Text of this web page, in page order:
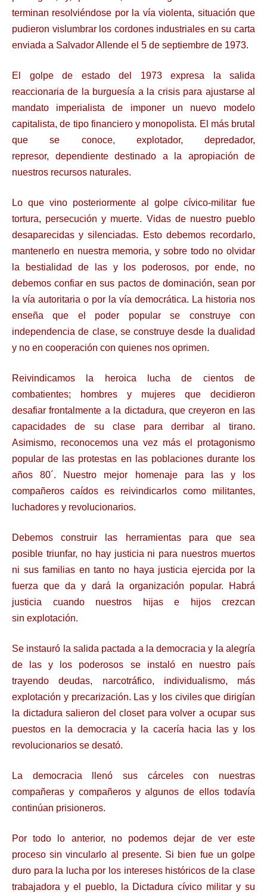
terminan resolviéndose por la vía violenta, situación que
pudieron vislumbrar los cordones industriales en su carta
enviada a Salvador Allende el 5 de septiembre de 1973.
El golpe de estado del 1973 expresa la salida
reaccionaria de la burguesía a la crisis para ajustarse al
mandato imperialista de imponer un nuevo modelo
capitalista, de tipo financiero y monopolista. El más brutal
que se conoce, explotador, depredador,
represor, dependiente destinado a la apropiación de
nuestros recursos naturales.
Lo que vino posteriormente al golpe cívico-militar fue
tortura, persecución y muerte. Vidas de nuestro pueblo
desaparecidas y silenciadas. Esto debemos recordarlo,
mantenerlo en nuestra memoria, y sobre todo no olvidar
la bestialidad de las y los poderosos, por ende, no
debemos confiar en sus pactos de dominación, sean por
la vía autoritaria o por la vía democrática. La historia nos
enseña que el poder popular se construye con
independenciade clase, se construye desde la dualidad
y no en cooperación con quienes nos oprimen.
Reivindicamos la heroica lucha de cientos de
combatientes; hombres y mujeres que decidieron
desafiar frontalmente a la dictadura, que creyeron en las
capacidades de su clase para derribar al tirano.
Asimismo, reconocemos una vez más el protagonismo
popular de las protestas en las poblaciones durante los
años 80´. Nuestro mejor homenaje para las y
los
compañeros caídos es reivindicarlos como militantes,
luchadores y revolucionarios.
Debemos construir las herramientas para que sea
posible triunfar, no hay justicia ni para nuestros muertos
ni sus familias en tanto no haya justicia ejercida por la
fuerza que da y dará la organización popular. Habrá
justicia cuando nuestros hijas e hijos crezcan
sin explotación.
Se instauró la salida pactada a la democracia y la alegría
de las y los poderosos se instaló en nuestro país
trayendo deudas, narcotráfico, individualismo, más
explotación y precarización. Las y los civiles que dirigían
la dictadura salieron del closet para volver aocupar sus
puestos en la democracia y la cacería hacia las y los
revolucionarios se desató.
La democracia llenó sus cárceles con nuestras
compañeras y compañeros y algunos de ellos todavía
continúan prisioneros.
Por todo lo anterior, no podemos dejar de ver este
proceso sin vincularlo al presente. Si bien fue un golpe
duro para la lucha por los intereses históricos de la clase
trabajadora y el pueblo, la Dictadura cívico militar y su